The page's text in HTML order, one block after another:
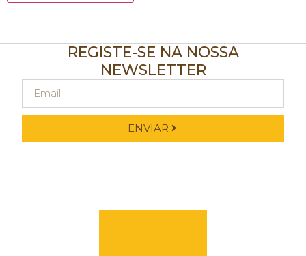
REGISTE-SE NA NOSSA
NEWSLETTER
ENVIAR